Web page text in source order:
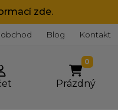
zde.
Blog Kontakt
0
Prázdný